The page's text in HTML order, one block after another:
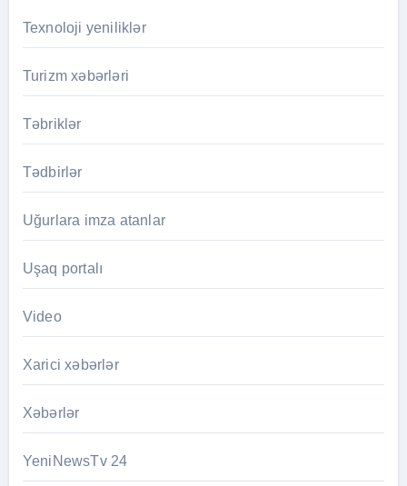
Texnoloji yeniliklər
Turizm xəbərləri
Təbriklər
Tədbirlər
Uğurlara imza atanlar
Uşaq portalı
Video
Xarici xəbərlər
Xəbərlər
YeniNewsTv 24